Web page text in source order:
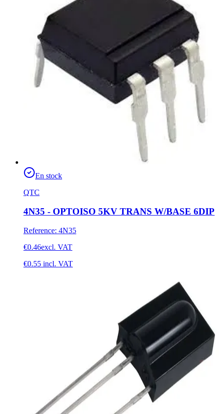
En stock
QTC
4N35 - OPTOISO 5KV TRANS W/BASE 6DIP
Reference: 4N35
€0.46excl. VAT
€0.55 incl. VAT